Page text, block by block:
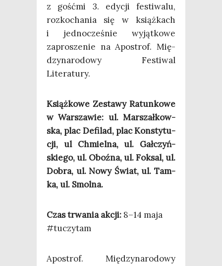
z gość­mi 3. edy­cji festi­wa­lu,
roz­ko­cha­nia się w książ­kach
i jed­no­cze­śnie wyjąt­ko­we
zapro­sze­nie na Apo­strof. Mię­
dzy­na­ro­do­wy Festi­wal
Literatury.
Książ­ko­we Zesta­wy Ratun­ko­we
w War­sza­wie: ul. Mar­szał­kow­
ska, plac Defi­lad, plac Kon­sty­tu­
cji, ul Chmiel­na, ul. Gał­czyń­
skie­go, ul. Oboź­na, ul. Fok­sal, ul.
Dobra, ul. Nowy Świat, ul. Tam­
ka, ul. Smolna.
Czas trwa­nia akcji: 8–14 maja
#tuczy­tam
Apo­strof. Mię­dzy­na­ro­do­wy